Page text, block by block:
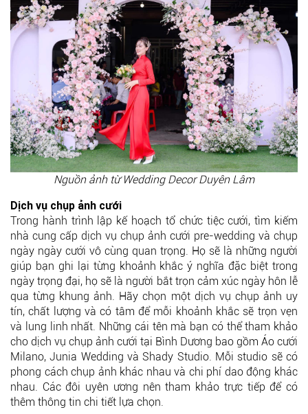
Nguồn ảnh từ Wedding Decor Duyên Lâm
Dịch vụ chụp ảnh cưới
Trong hành trình lập kế hoạch tổ chức tiệc cưới, tìm kiếm
nhà cung cấp dịch vụ chụp ảnh cưới pre-wedding và chụp
ngày ngày cưới vô cùng quan trọng. Họ sẽ là những người
giúp bạn ghi lại từng khoảnh khắc ý nghĩa đặc biệt trong
ngày trọng đại, họ sẽ là người bắt trọn cảm xúc ngày hôn lễ
qua từng khung ảnh. Hãy chọn một dịch vụ chụp ảnh uy
tín, chất lượng và có tâm để mỗi khoảnh khắc sẽ trọn vẹn
và lung linh nhất. Những cái tên mà bạn có thể tham khảo
cho dịch vụ chụp ảnh cưới tại Bình Dương bao gồm Áo cưới
Milano, Junia Wedding và Shady Studio. Mỗi studio sẽ có
phong cách chụp ảnh khác nhau và chi phí dao động khác
nhau. Các đôi uyên ương nên tham khảo trực tiếp để có
thêm thông tin chi tiết lựa chọn.